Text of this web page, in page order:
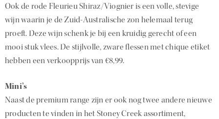
Ook de rode Fleurieu Shiraz/Viognier is een volle, stevige
wijn waarin je de Zuid-Australische zon helemaal terug
proeft. Deze wijn schenk je bij een kruidig gerecht of een
mooi stuk vlees. De stijlvolle, zware flessen met chique etiket
hebben een verkoopprijs van €8,99.
Mini’s
Naast de premium range zijn er ook nog twee andere nieuwe
producten te vinden in het Stoney Creek assortiment,